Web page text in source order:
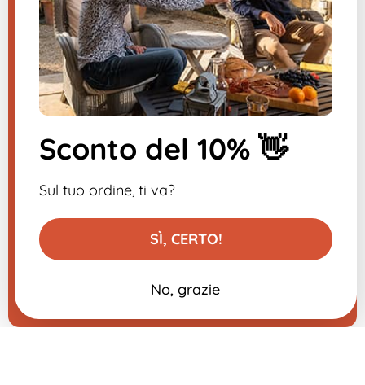
Aggiungi al carrello
Inviateci un messaggio, vi risponderemo
al più presto.
​
-10% sul tuo primo ordine
Sconto del 10% 👋
Sul tuo ordine, ti va?
No, grazie
SÌ, CERTO!